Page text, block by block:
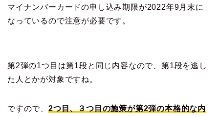
マイナンバーカードの申し込み期限が2022年9月末に
なっているので注意が必要です。
第2弾の1つ目は第1段と同じ内容なので、第1段を逃し
た人とかが対象ですね。
ですので、 2つ目、３つ目の施策が第2弾の本格的な内